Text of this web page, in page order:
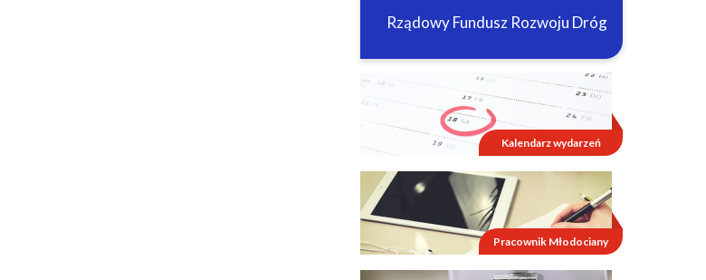
Rządowy Fundusz Rozwoju Dróg
Kalendarz wydarzeń
Pracownik Młodociany